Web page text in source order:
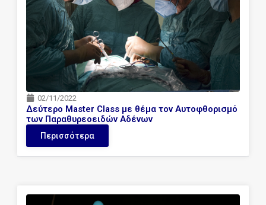
02/11/2022
Δεύτερο Μaster Class με θέμα τον Αυτοφθορισμό
των Παραθυρεοειδών Αδένων
Περισσότερα